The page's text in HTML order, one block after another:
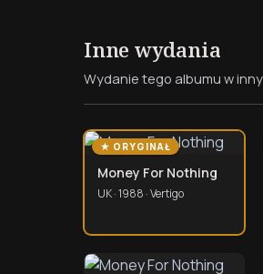
Inne wydania
Wydanie tego albumu w
★ ORYGINAŁ
Money For Nothing
UK · 1988 · Vertigo